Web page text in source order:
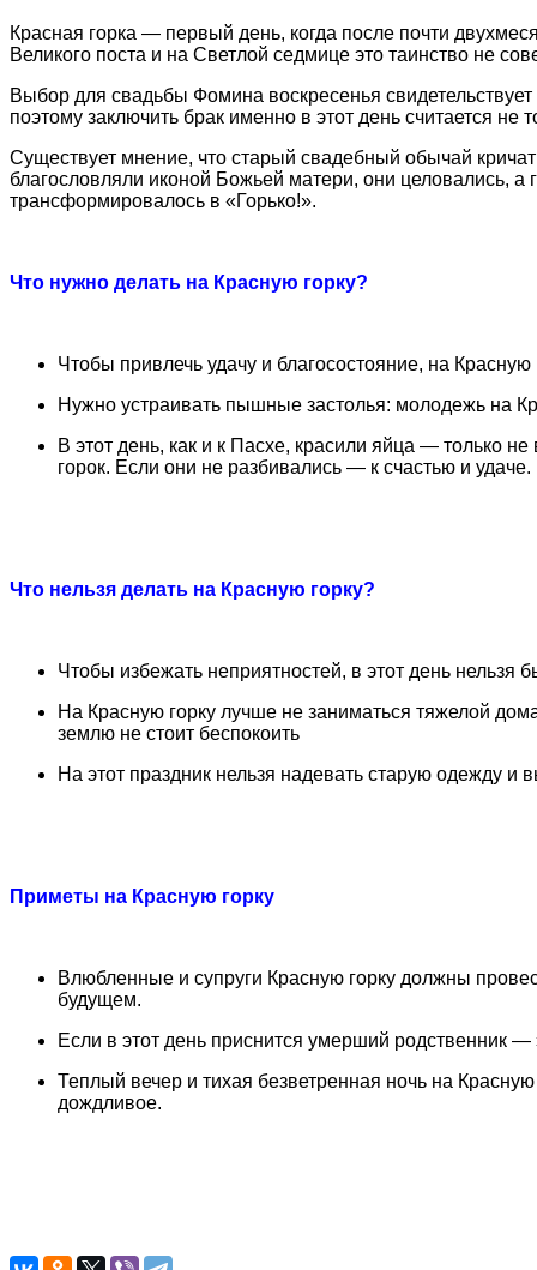
Красная горка — первый день, когда после почти
Великого поста и на Светлой седмице это таинство не
Выбор для свадьбы Фомина воскресенья
поэтому заключить брак именно в этот день считается
Существует мнение, что старый свадебный обычай
благословляли иконой Божьей матери, они целовались,
трансформировалось в «Горько!».
Что нужно делать на Красную горку?
Чтобы привлечь удачу и благосостояние, на
Нужно устраивать пышные застолья: молодежь на
В этот день, как и к Пасхе, красили яйца — только
горок. Если они не разбивались — к счастью и удаче.
Что нельзя делать на Красную горку?
Чтобы избежать неприятностей, в этот день нельзя
На Красную горку лучше не заниматься тяжелой
землю не стоит беспокоить
На этот праздник нельзя надевать старую одежду
Приметы на Красную горку
Влюбленные и супруги Красную горку должны
будущем.
Если в этот день приснится умерший родственник —
Теплый вечер и тихая безветренная ночь на
дождливое.